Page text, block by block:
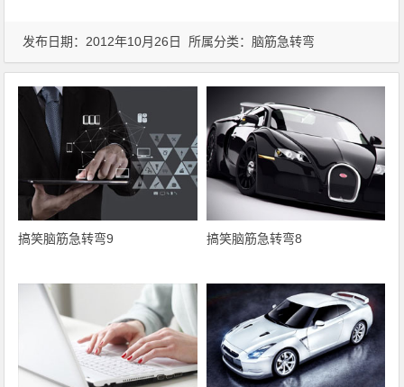
发布日期：2012年10月26日 所属分类： 脑筋急转弯
搞笑脑筋急转弯9 搞笑脑筋急转弯8